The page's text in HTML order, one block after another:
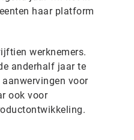
haar platform
werknemers.
anderhalf jaar te
voor
ook voor